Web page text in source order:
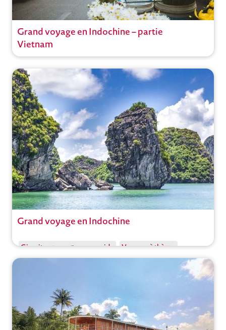
Circuit
Grand voyage en Indochine – partie
Vietnam
Vietnam Hanoi
Ouvrir
Circuit
Grand voyage en Indochine
Circuits en groupe avec guide Voyages à thème
Ouvrir